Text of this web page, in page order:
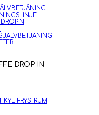
DROP IN
KYL-FRYS-RUM